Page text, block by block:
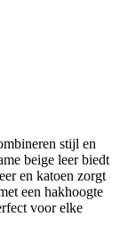
stijl en
beige leer biedt
en katoen zorgt
een hakhoogte
voor elke